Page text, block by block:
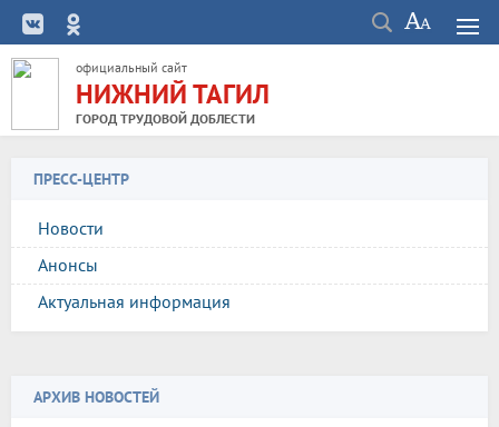
официальный сайт
НИЖНИЙ ТАГИЛ
ГОРОД ТРУДОВОЙ ДОБЛЕСТИ
ПРЕСС-ЦЕНТР
Новости
Анонсы
Актуальная информация
АРХИВ НОВОСТЕЙ